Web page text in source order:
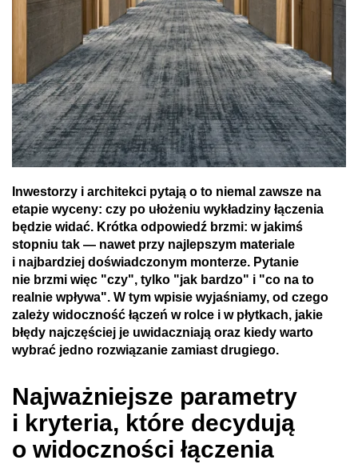
Inwestorzy i architekci pytają o to niemal zawsze na
etapie wyceny: czy po ułożeniu wykładziny łączenia
będzie widać. Krótka odpowiedź brzmi: w jakimś
stopniu tak — nawet przy najlepszym materiale
i najbardziej doświadczonym monterze. Pytanie
nie brzmi więc "czy", tylko "jak bardzo" i "co na to
realnie wpływa". W tym wpisie wyjaśniamy, od czego
zależy widoczność łączeń w rolce i w płytkach, jakie
błędy najczęściej je uwidaczniają oraz kiedy warto
wybrać jedno rozwiązanie zamiast drugiego.
Najważniejsze parametry
i kryteria, które decydują
o widoczności łączenia